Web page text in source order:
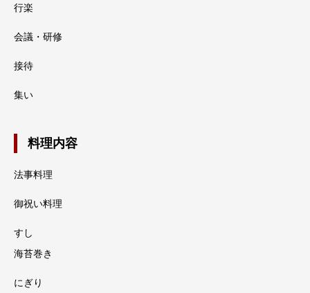
行楽
会議・研修
接待
集い
料理内容
法事料理
御祝い料理
すし
海苔巻き
にぎり